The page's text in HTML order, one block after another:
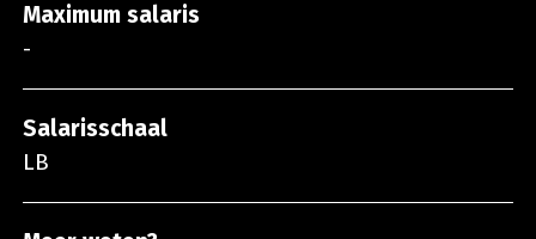
Maximum salaris
-
Salarisschaal
LB